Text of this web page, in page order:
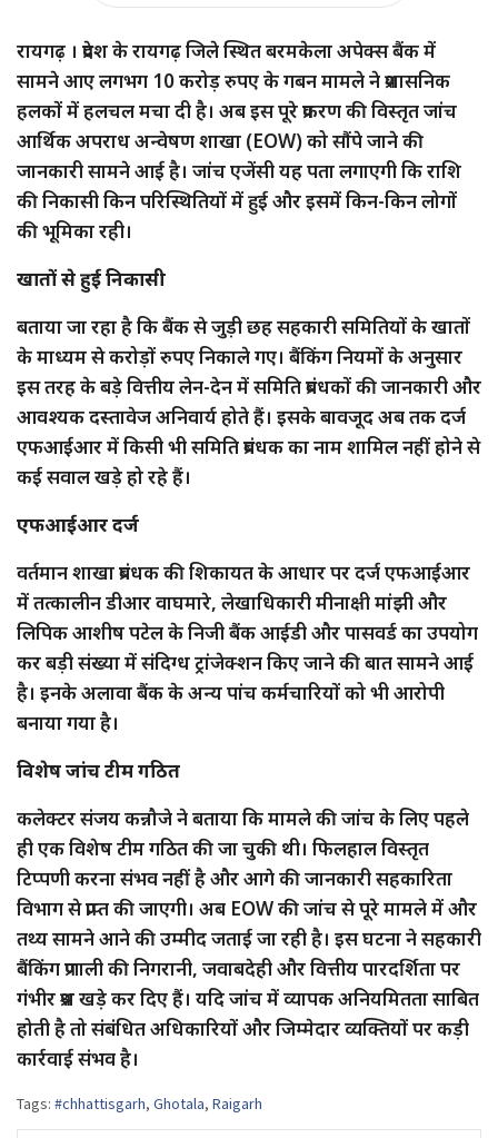
रायगढ़ । प्रदेश के रायगढ़ जिले स्थित बरमकेला अपेक्स बैंक में
सामने आए लगभग 10 करोड़ रुपए के गबन मामले ने प्रशासनिक
हलकों में हलचल मचा दी है। अब इस पूरे प्रकरण की विस्तृत जांच
आर्थिक अपराध अन्वेषण शाखा (EOW) को सौंपे जाने की
जानकारी सामने आई है। जांच एजेंसी यह पता लगाएगी कि राशि
की निकासी किन परिस्थितियों में हुई और इसमें किन-किन लोगों
की भूमिका रही।
खातों से हुई निकासी
बताया जा रहा है कि बैंक से जुड़ी छह सहकारी समितियों के खातों
के माध्यम से करोड़ों रुपए निकाले गए। बैंकिंग नियमों के अनुसार
इस तरह के बड़े वित्तीय लेन-देन में समिति प्रबंधकों की जानकारी और
आवश्यक दस्तावेज अनिवार्य होते हैं। इसके बावजूद अब तक दर्ज
एफआईआर में किसी भी समिति प्रबंधक का नाम शामिल नहीं होने से
कई सवाल खड़े हो रहे हैं।
एफआईआर दर्ज
वर्तमान शाखा प्रबंधक की शिकायत के आधार पर दर्ज एफआईआर
में तत्कालीन डीआर वाघमारे, लेखाधिकारी मीनाक्षी मांझी और
लिपिक आशीष पटेल के निजी बैंक आईडी और पासवर्ड का उपयोग
कर बड़ी संख्या में संदिग्ध ट्रांजेक्शन किए जाने की बात सामने आई
है। इनके अलावा बैंक के अन्य पांच कर्मचारियों को भी आरोपी
बनाया गया है।
विशेष जांच टीम गठित
कलेक्टर संजय कन्नौजे ने बताया कि मामले की जांच के लिए पहले
ही एक विशेष टीम गठित की जा चुकी थी। फिलहाल विस्तृत
टिप्पणी करना संभव नहीं है और आगे की जानकारी सहकारिता
विभाग से प्राप्त की जाएगी। अब EOW की जांच से पूरे मामले में और
तथ्य सामने आने की उम्मीद जताई जा रही है। इस घटना ने सहकारी
बैंकिंग प्रणाली की निगरानी, जवाबदेही और वित्तीय पारदर्शिता पर
गंभीर प्रश्न खड़े कर दिए हैं। यदि जांच में व्यापक अनियमितता साबित
होती है तो संबंधित अधिकारियों और जिम्मेदार व्यक्तियों पर कड़ी
कार्रवाई संभव है।
Tags: #chhattisgarh, Ghotala, Raigarh